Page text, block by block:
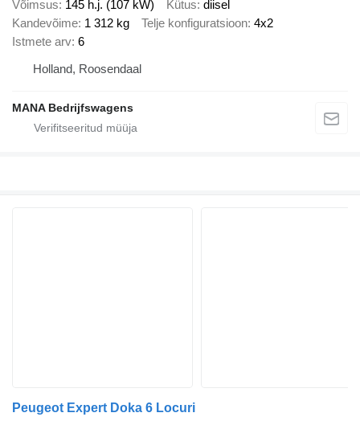
Võimsus 145 h.j. (107 kW) Kütus diisel
Kandevõime 1 312 kg Telje konfiguratsioon 4x2
Istmete arv 6
Holland, Roosendaal
MANA Bedrijfswagens
Peugeot Expert Doka 6 Locuri